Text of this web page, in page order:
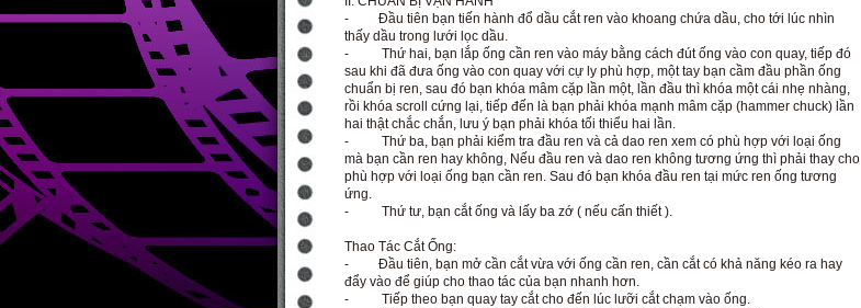
- Đầu tiên bạn tiến hành đổ dầu cắt ren vào khoang chứa dầu, cho tới lúc nhìn
thấy dầu trong lưới lọc dầu.
- Thứ hai, bạn lắp ống cần ren vào máy bằng cách đút ống vào con quay, tiếp đó
sau khi đã đưa ống vào con quay với cự ly phù hợp, một tay bạn cầm đầu phần ống
chuẩn bị ren, sau đó bạn khóa mâm cặp lần một, lần đầu thì khóa một cái nhẹ nhàng,
rồi khóa scroll cứng lại, tiếp đến là bạn phải khóa mạnh mâm cặp (hammer chuck) lần
hai thật chắc chắn, lưu ý bạn phải khóa tối thiểu hai lần.
- Thứ ba, bạn phải kiểm tra đầu ren và cả dao ren xem có phù hợp với loại ống
mà bạn cần ren hay không, Nếu đầu ren và dao ren không tương ứng thì phải thay cho
phù hợp với loại ống bạn cần ren. Sau đó bạn khóa đầu ren tại mức ren ống tương
ứng.
- Thứ tư, bạn cắt ống và lấy ba zớ ( nếu cấn thiết ).
Thao Tác Cắt Ống:
- Đầu tiên, bạn mở cần cắt vừa với ống cần ren, cần cắt có khả năng kéo ra hay
đẩy vào để giúp cho thao tác của bạn nhanh hơn.
- Tiếp theo bạn quay tay cắt cho đến lúc lưỡi cắt chạm vào ống.